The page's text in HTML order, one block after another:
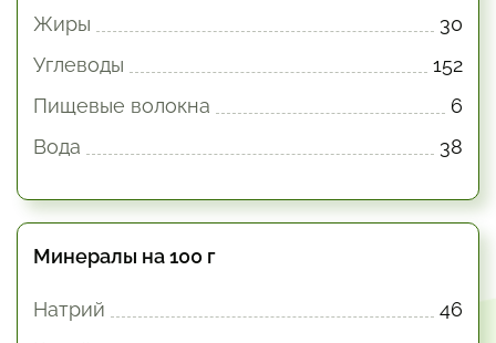
Жиры
30
Углеводы
152
Пищевые волокна
6
Вода
38
Минералы на 100 г
Натрий
46